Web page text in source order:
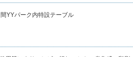
YYパーク内特設テーブル